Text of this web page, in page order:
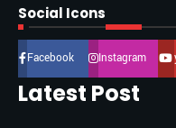
Social Icons
Facebook Instagram
Latest Post